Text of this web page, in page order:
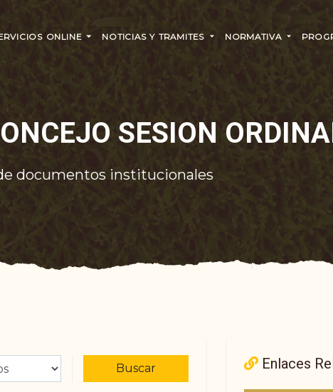
ONLINE NOTICIAS Y TRAMITES NORMATIVA
SESION
documentos institucionales
Buscar Enlaces